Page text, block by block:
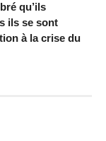
qu’ils
ils se sont
à la crise du